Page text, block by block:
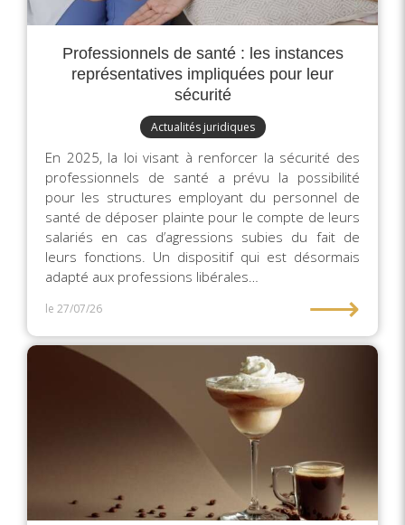
Professionnels de santé : les instances
représentatives impliquées pour leur
sécurité
Actualités juridiques
En 2025, la loi visant à renforcer la sécurité des
professionnels de santé a prévu la possibilité
pour les structures employant du personnel de
santé de déposer plainte pour le compte de leurs
salariés en cas d’agressions subies du fait de
leurs fonctions. Un dispositif qui est désormais
adapté aux professions libérales…
le 27/07/26 ⟶